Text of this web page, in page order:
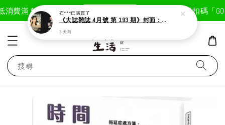
消費滿＄1800免運費 現在去購物！ 首次註冊輸入折扣碼「
搜尋
石***已購買了
《大誌雜誌 4月號 第 193 期》封面：Solar 頌樂
3 天前